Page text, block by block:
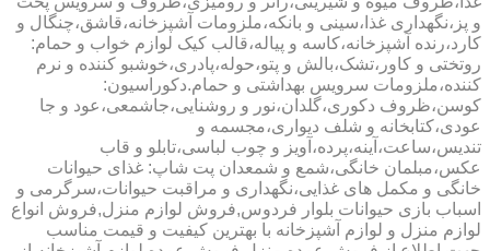
و پز،نگهداری غذا،سینی و بانکه،ملزومات آشپزخانه،قاشق،چنگال و
کارد،رنده آشپزخانه،کاسه و پیاله،قالب کیک لوازم خواب و حمام:
روتختی و کاور،تشک،بالش و پتو،حوله،پادری،خوشبو کننده و نرم
کننده،ملزومات سرویس بهداشتی و حمام.دکوراسیون:
کوسن،ظروف دکوری،گلدان،نور و روشنایی،جاشمعی،عود و جا
عودی،کتابخانه و شلف دیواری،مجسمه و
تندیس،ساعت،آینه،پرده،آویز و چوب لباسی،تابلو و قاب
عکس،مبلمان خانگی،شمع و شمعدان پت شاپ: غذای حیوانات
خانگی و مکمل های غذایی،نگهداری و مراقبت حیوانات،سرگرمی و
اسباب بازی حیوانات بلوار فردوس,فروش لوازم منزل,فروش انواع
لوازم منزل و لوازم آشپزخانه با بهترین کیفیت و قیمت مناسب